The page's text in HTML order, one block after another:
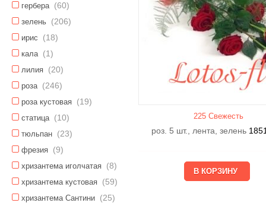
гербера (60)
зелень (206)
ирис (18)
кала (1)
лилия (20)
роза (246)
роза кустовая (19)
статица (10)
тюльпан (23)
фрезия (9)
хризантема иголчатая (8)
хризантема кустовая (59)
хризантема Сантини (25)
225 Свежесть
роз. 5 шт., лента, зелень